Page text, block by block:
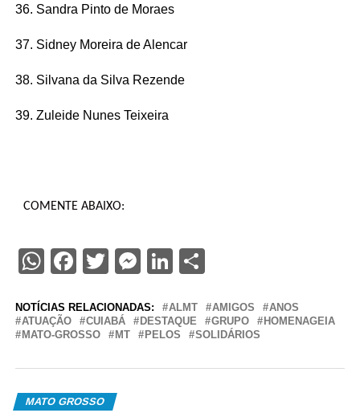
36. Sandra Pinto de Moraes
37. Sidney Moreira de Alencar
38. Silvana da Silva Rezende
39. Zuleide Nunes Teixeira
COMENTE ABAIXO:
WhatsApp
Facebook
Twitter
Messenger
LinkedIn
Share
NOTÍCIAS RELACIONADAS: ALMT AMIGOS
ANOS
ATUAÇÃO
CUIABÁ DESTAQUE GRUPO
HOMENAGEIA
MATO-GROSSO
MT PELOS SOLIDÁRIOS
MATO GROSSO